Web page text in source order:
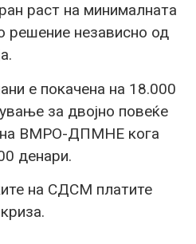
раст на минималната
решение независно од
е покачена на 18.000
за двојно повеќе
на ВМРО-ДПМНЕ кога
денари.
на СДСМ платите